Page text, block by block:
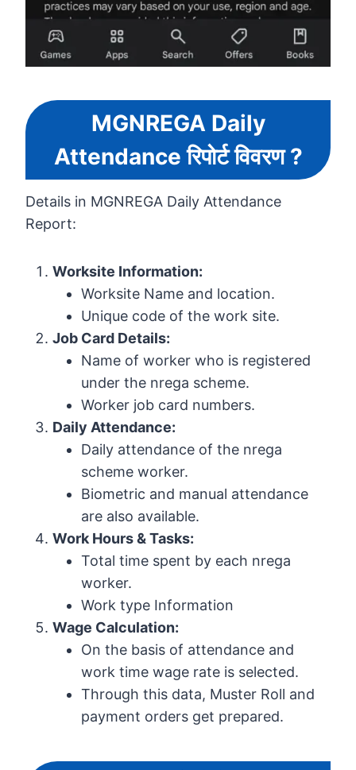
MGNREGA Daily
Attendance रिपोर्ट विवरण ?
Details in MGNREGA Daily Attendance
Report:
Worksite Information:
Worksite Name and location.
Unique code of the work site.
Job Card Details:
Name of worker who is registered
under the nrega scheme.
Worker job card numbers.
Daily Attendance:
Daily attendance of the nrega
scheme worker.
Biometric and manual attendance
are also available.
Work Hours & Tasks:
Total time spent by each nrega
worker.
Work type Information
Wage Calculation:
On the basis of attendance and
work time wage rate is selected.
Through this data, Muster Roll and
payment orders get prepared.